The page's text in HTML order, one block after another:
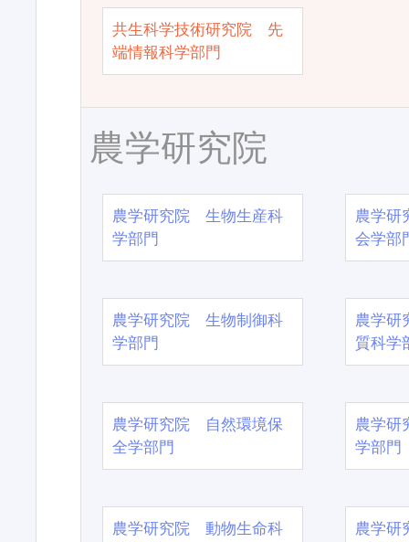
共生科学技術研究院 先
端情報科学部門
農学研究院
農学研究院 生物生産科
学部門
農学
会学部
農学研究院 生物制御科
学部門
農学
質科学
農学研究院 自然環境保
全学部門
農学
学部門
農学研究院 動物生命科
農学